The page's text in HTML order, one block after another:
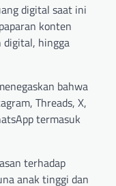
digital saat ini
konten
digital, hingga
bahwa
Threads, X,
termasuk
terhadap
anak tinggi dan